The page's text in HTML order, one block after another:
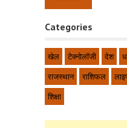
Categories
खेल टेक्नोलॉजी देश
राजस्थान
राशिफल
शिक्षा